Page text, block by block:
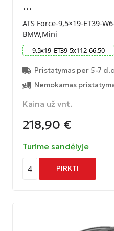
…
ATS Force-9,5×19-ET39-
BMW,Mini
9.5x19 ET39 5x112 66.50
Pristatymas per 5-7
Nemokamas
Kaina už vnt.
218,90 €
Turime sandėlyje
4 PIRKTI